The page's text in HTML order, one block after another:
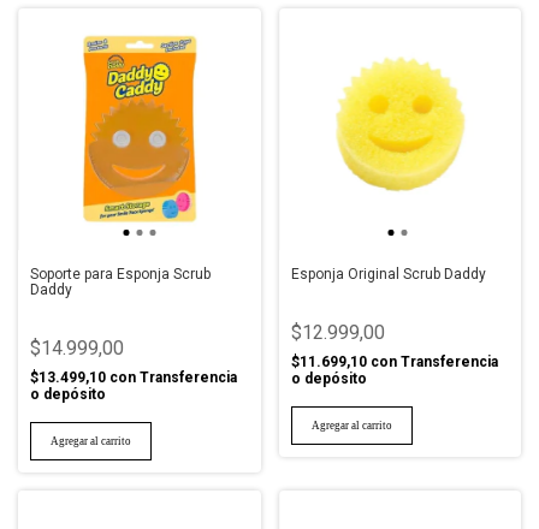
Soporte para Esponja Scrub
Daddy
$14.999,00
$13.499,10 con Transferencia
o depósito
Esponja Original Scrub Daddy
$12.999,00
$11.699,10 con Transferencia
o depósito